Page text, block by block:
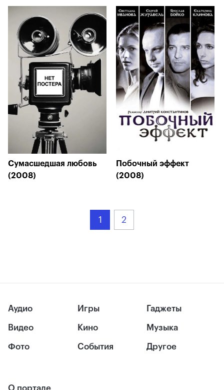
Сумасшедшая любовь
(2008)
Побочный эффект
(2008)
1 2
Аудио
Видео
Фото
Игры
Кино
События
Гаджеты
Музыка
Другое
О портале